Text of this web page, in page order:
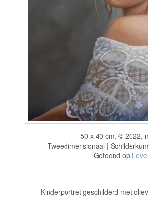
50 x 40 cm, © 2022,
Tweedimensionaal |
Getoond op
Kinderportret geschilderd met